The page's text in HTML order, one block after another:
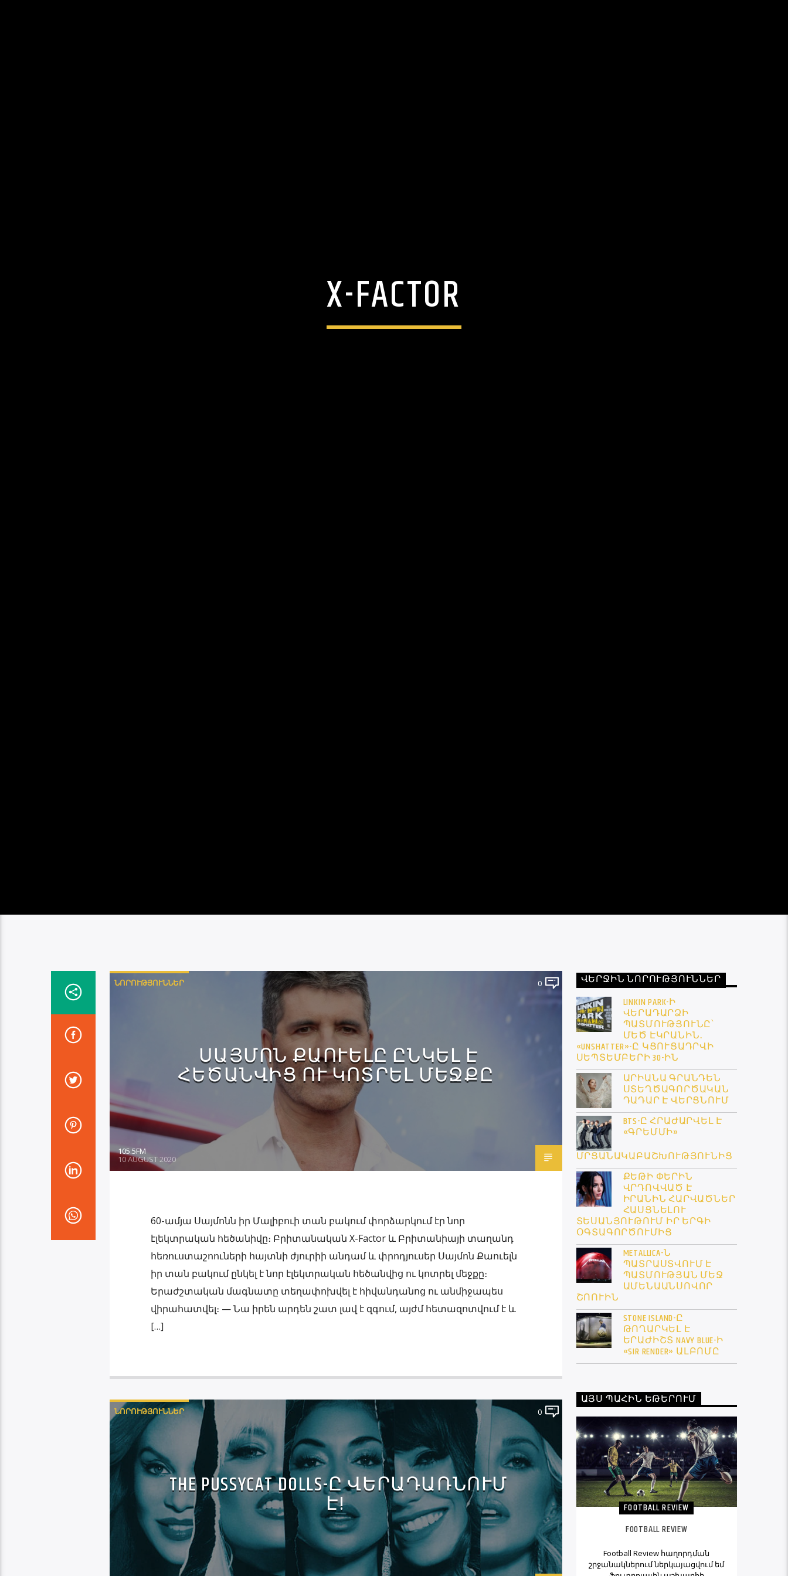
X-FACTOR
ՆՈՐՈՒԹՅՈՒՆՆԵՐ 0
ՍԱՅՄՈՆ ՔԱՈՒԵԼԸ ԸՆԿԵԼ Է
ՀԵԾԱՆՎԻՑ ՈՒ ԿՈՏՐԵԼ ՄԵՋՔԸ
105.5FM
10 AUGUST 2020
60-ամյա Սայմոնն իր Մալիբուի տան բակում փորձարկում էր նոր
էլեկտրական հեծանիվը։ Բրիտանական X-Factor և Բրիտանիայի տաղանդ
հեռուստաշոուների հայտնի ժյուրիի անդամ և փրոդյուսեր Սայմոն Քաուելն
իր տան բակում ընկել է նոր էլեկտրական հեծանվից ու կոտրել մեջքը։
Երաժշտական մագնատը տեղափոխվել է հիվանդանոց ու անմիջապես
վիրահատվել։ — Նա իրեն արդեն շատ լավ է զգում, այժմ հետազոտվում է և
[…]
ՆՈՐՈՒԹՅՈՒՆՆԵՐ 0
THE PUSSYCAT DOLLS-Ը ՎԵՐԱԴԱՌՆՈՒՄ
Է!
ՎԵՐՋԻՆ ՆՈՐՈՒԹՅՈՒՆՆԵՐ
LINKIN PARK-Ի
ՎԵՐԱԴԱՐՁԻ
ՊԱՏՄՈՒԹՅՈՒՆԸ՝
ՄԵԾ ԷԿՐԱՆԻՆ․
«UNSHATTER»-Ը ԿՑՈՒՑԱԴՐՎԻ
ՍԵՊՏԵՄԲԵՐԻ 30-ԻՆ
ԱՐԻԱՆԱ ԳՐԱՆԴԵՆ
ՍՏԵՂԾԱԳՈՐԾԱԿԱՆ
ԴԱԴԱՐ Է ՎԵՐՑՆՈՒՄ
BTS-Ը ՀՐԱԺԱՐՎԵԼ Է
«ԳՐԵՄՄԻ»
ՄՐՑԱՆԱԿԱԲԱՇԽՈՒԹՅՈՒՆԻՑ
ՔԵԹԻ ՓԵՐԻՆ
ՎՐԴՈՎՎԱԾ Է
ԻՐԱՆԻՆ ՀԱՐՎԱԾՆԵՐ
ՀԱՍՑՆԵԼՈՒ
ՏԵՍԱՆՅՈՒԹՈՒՄ ԻՐ ԵՐԳԻ
ՕԳՏԱԳՈՐԾՈՒՄԻՑ
METALLICA-Ն
ՊԱՏՐԱՍՏՎՈՒՄ Է
ՊԱՏՄՈՒԹՅԱՆ ՄԵՋ
ԱՄԵՆԱԱՆՍՈՎՈՐ
ՇՈՈՒԻՆ
STONE ISLAND-Ը
ԹՈՂԱՐԿԵԼ Է
ԵՐԱԺԻՇՏ NAVY BLUE-Ի
«SIR RENDER» ԱԼԲՈՄԸ
ԱՅՍ ՊԱՀԻՆ ԵԹԵՐՈՒՄ
FOOTBALL REVIEW
FOOTBALL REVIEW
Football Review հաղորդման
շրջանակներում ներկայացվում եմ